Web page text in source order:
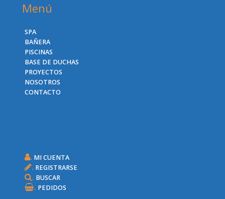
Menú
SPA
BAÑERA
PISCINAS
BASE DE DUCHAS
PROYECTOS
NOSOTROS
CONTACTO
. MI CUENTA
. REGISTRARSE
. BUSCAR
. PEDIDOS